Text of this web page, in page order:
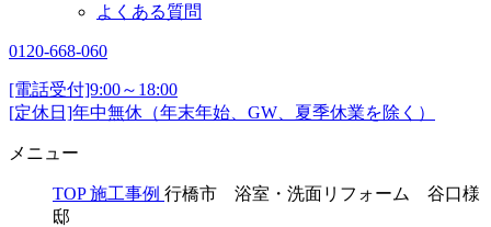
よくある質問
0120-668-060
[電話受付]9:00～18:00
[定休日]年中無休（年末年始、GW、夏季休業を除く）
メニュー
TOP 施工事例 行橋市 浴室・洗面リフォーム 谷口様
邸